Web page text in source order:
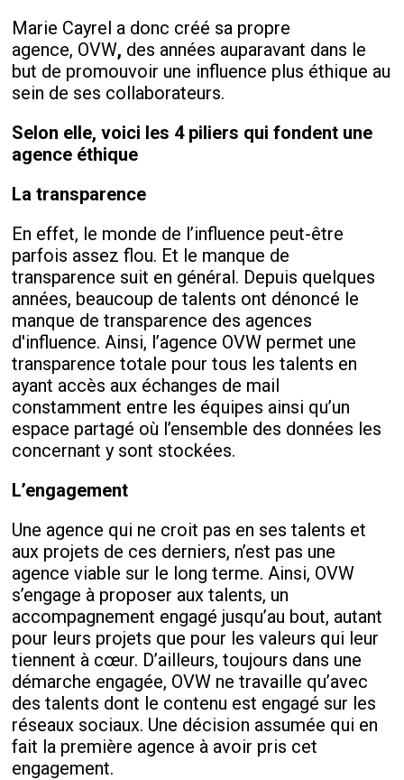
Marie Cayrel a donc créé sa propre
agence, OVW, des années auparavant dans le
but de promouvoir une influence plus éthique au
sein de ses collaborateurs.
Selon elle, voici les 4 piliers qui fondent une
agence éthique
La transparence
En effet, le monde de l’influence peut-être
parfois assez flou. Et le manque de
transparence suit en général. Depuis quelques
années, beaucoup de talents ont dénoncé le
manque de transparence des agences
d'influence. Ainsi, l’agence OVW permet une
transparence totale pour tous les talents en
ayant accès aux échanges de mail
constamment entre les équipes ainsi qu’un
espace partagé où l’ensemble des données les
concernant y sont stockées.
L’engagement
Une agence qui ne croit pas en ses talents et
aux projets de ces derniers, n’est pas une
agence viable sur le long terme. Ainsi, OVW
s’engage à proposer aux talents, un
accompagnement engagé jusqu’au bout, autant
pour leurs projets que pour les valeurs qui leur
tiennent à cœur. D’ailleurs, toujours dans une
démarche engagée, OVW ne travaille qu’avec
des talents dont le contenu est engagé sur les
réseaux sociaux. Une décision assumée qui en
fait la première agence à avoir pris cet
engagement.